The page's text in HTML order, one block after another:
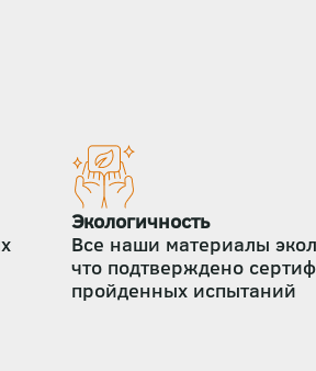
Экологичность
Все наши материалы
что подтверждено
пройденных испытаний